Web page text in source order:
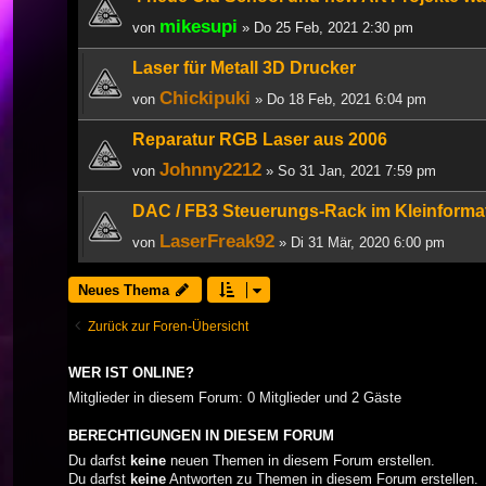
von mikesupi » Do 25 Feb, 2021 2:30 pm
Laser für Metall 3D Drucker
von Chickipuki » Do 18 Feb, 2021 6:04 pm
Reparatur RGB Laser aus 2006
von Johnny2212 » So 31 Jan, 2021 7:59 pm
DAC / FB3 Steuerungs-Rack im
von LaserFreak92 » Di 31 Mär, 2020 6:00 pm
Neues Thema
Zurück zur Foren-Übersicht
WER IST ONLINE?
Mitglieder in diesem Forum: 0 Mitglieder und 2 Gäste
BERECHTIGUNGEN IN DIESEM FORUM
Du darfst keine neuen Themen in diesem Forum erstellen.
Du darfst keine Antworten zu Themen in diesem Forum erstellen.